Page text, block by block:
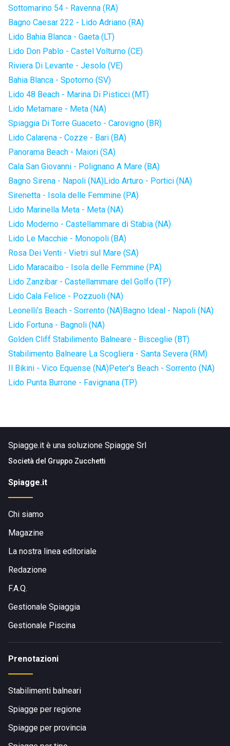
Sottomarino 54 - Ravenna (RA)
Bagno Caesar 222 - Lido Adriano (RA)
Lido Bahia Blanca - Gaeta (LT)
Lido Don Pablo - Castel Volturno (CE)
Riviera Di Levante - Jesolo (VE)
Bahia Blanca - Spotorno (SV)
Lido 48 Beach - Marina Di Pisticci (MT)
Lido Metamare - Meta (NA)
Spiaggia Di Torre Guaceto - Carovigno (BR)
Lido Calarena - Cozze - Bari (BA)
Panorama Beach - Maiori (SA)
Cala San Giovanni - Polignano A Mare (BA)
Bagno Sirena - Napoli (NA)Lido Arturo - Portici (NA)
Sirenetta - Isola delle Femmine (PA)
Lido Marinella Meta - Meta (NA)
Lido Moderno - Castellammare di Stabia (NA)
Lido Le Macchie - Monopoli (BA)
Rosa Dei Venti - Vietri sul Mare (SA)
Lido Maracaibo - Isola delle Femmine (PA)
Lido Zanzibar - Castellammare del Golfo (TP)
Lido Cala Felice - Pozzuoli (NA)
Leonelli's Beach - Sorrento (NA)Bagno Ideal - Napoli (NA)
Lido Fortuna - Bagnoli (NA)
Golden Cliff Stabilimento Balneare - Bisceglie (BT)
Stabilimento Balneare La Scogliera - Santa Severa (RM)
Il Bikini - Vico Equense (NA)Peter's Beach - Sorrento (NA)
Lido Punta Burrone - Favignana (TP)
Spiagge.it è una soluzione Spiagge Srl
Società del Gruppo Zucchetti
Spiagge.it
Chi siamo
Magazine
La nostra linea editoriale
Redazione
F.A.Q.
Gestionale Spiaggia
Gestionale Piscina
Prenotazioni
Stabilimenti balneari
Spiagge per regione
Spiagge per provincia